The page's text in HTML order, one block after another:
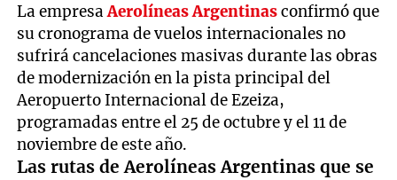
La empresaAerolíneas Argentinasconfirmó que
su cronograma de vuelos internacionales no
sufrirá cancelaciones masivas durante las obras
de modernización en la pista principal del
Aeropuerto Internacional de Ezeiza,
programadas entre el 25 de octubre y el 11 de
noviembre de este año.
Las rutas de Aerolíneas Argentinas que se